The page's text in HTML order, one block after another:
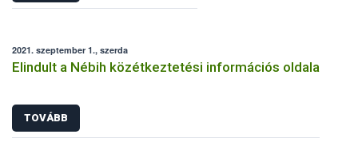
2021. szeptember 1., szerda
Elindult a Nébih közétkeztetési információs oldala
TOVÁBB